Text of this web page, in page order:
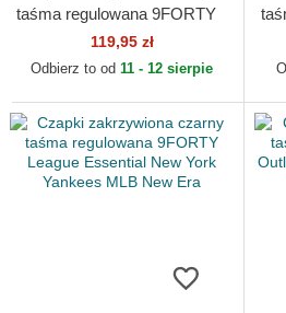
taśma regulowana 9FORTY
League Essential New York
Yankees MLB New Era
119,95 zł
Odbierz to od 11 - 12 sierpie